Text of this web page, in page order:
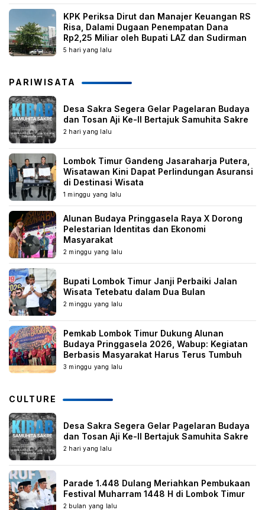
KPK Periksa Dirut dan Manajer Keuangan RS
Risa, Dalami Dugaan Penempatan Dana
Rp2,25 Miliar oleh Bupati LAZ dan Sudirman
5 hari yang lalu
PARIWISATA
Desa Sakra Segera Gelar Pagelaran Budaya
dan Tosan Aji Ke-II Bertajuk Samuhita Sakre
2 hari yang lalu
Lombok Timur Gandeng Jasaraharja Putera,
Wisatawan Kini Dapat Perlindungan Asuransi
di Destinasi Wisata
1 minggu yang lalu
Alunan Budaya Pringgasela Raya X Dorong
Pelestarian Identitas dan Ekonomi
Masyarakat
2 minggu yang lalu
Bupati Lombok Timur Janji Perbaiki Jalan
Wisata Tetebatu dalam Dua Bulan
2 minggu yang lalu
Pemkab Lombok Timur Dukung Alunan
Budaya Pringgasela 2026, Wabup: Kegiatan
Berbasis Masyarakat Harus Terus Tumbuh
3 minggu yang lalu
CULTURE
Desa Sakra Segera Gelar Pagelaran Budaya
dan Tosan Aji Ke-II Bertajuk Samuhita Sakre
2 hari yang lalu
Parade 1.448 Dulang Meriahkan Pembukaan
Festival Muharram 1448 H di Lombok Timur
2 bulan yang lalu